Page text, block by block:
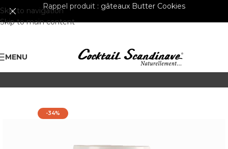
Skip to navigation
Skip to main content
Rappel produit : gâteaux Butter Cookies
MENU
-34%